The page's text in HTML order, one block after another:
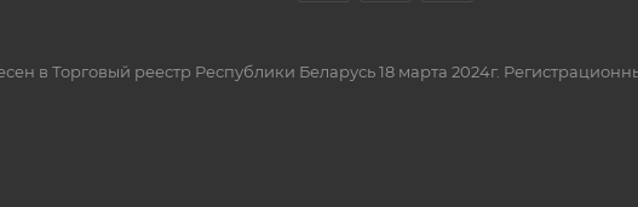
в Торговый реестр Республики Беларусь 18 марта 2024г.